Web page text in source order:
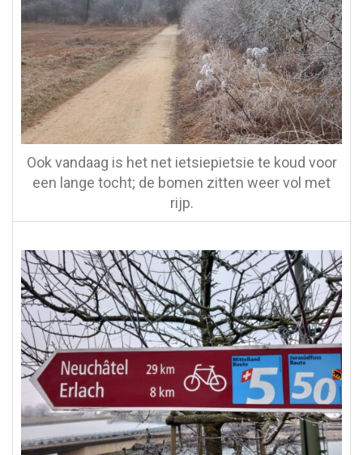
Ook vandaag is het net ietsiepietsie te koud voor
een lange tocht; de bomen zitten weer vol met
rijp.